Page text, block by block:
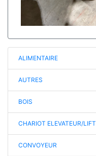
ALIMENTAIRE
AUTRES
BOIS
CHARIOT ELEVATEUR/LIFT
CONVOYEUR